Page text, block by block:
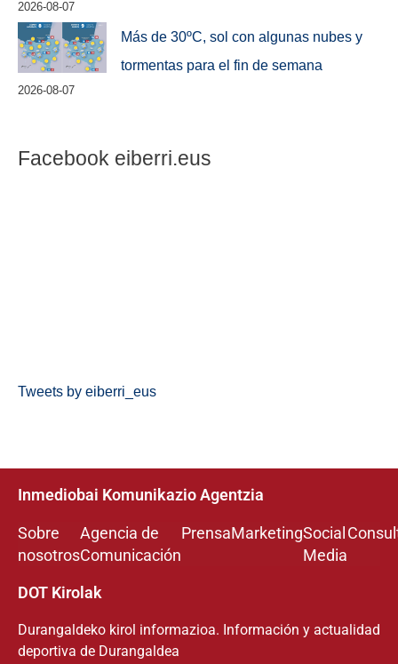
2026-08-07
Más de 30ºC, sol con algunas nubes y
tormentas para el fin de semana
2026-08-07
Facebook eiberri.eus
Tweets by eiberri_eus
Inmediobai Komunikazio Agentzia
Sobre
nosotros
Agencia de
Comunicación
PrensaMarketingSocial
Media
DOT Kirolak
Durangaldeko kirol informazioa. Información y actualidad
deportiva de Durangaldea